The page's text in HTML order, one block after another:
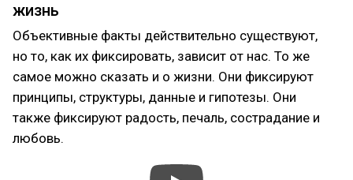
жизнь
Объективные факты действительно существуют,
но то, как их фиксировать, зависит от нас. То же
самое можно сказать и о жизни. Они фиксируют
принципы, структуры, данные и гипотезы. Они
также фиксируют радость, печаль, сострадание и
любовь.